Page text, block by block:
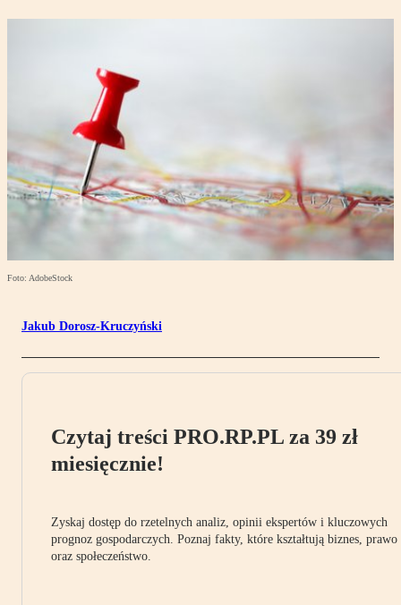
Foto: AdobeStock
Jakub Dorosz-Kruczyński
Czytaj treści PRO.RP.PL za 39 zł
miesięcznie!
Zyskaj dostęp do rzetelnych analiz, opinii ekspertów i kluczowych
prognoz gospodarczych. Poznaj fakty, które kształtują biznes, prawo
oraz społeczeństwo.